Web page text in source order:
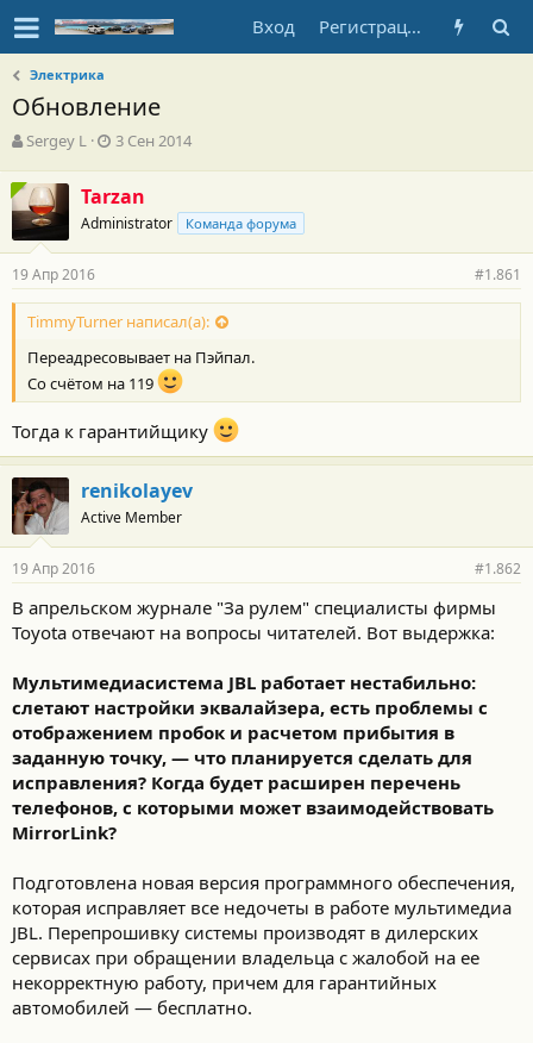
Вход Регистрация
Электрика
Обновление
А
т
о
р
т
е
м
ы
Sergey L
Д
а
н
а
л
а
3 Сен 2014
Tarzan
Administrator Команда форума
19 Апр 2016 #1.861
TimmyTurner написал(а):
Переадресовывает на Пэйпал.
Со счётом на 119
Тогда к гарантийщику
renikolayev
Active Member
19 Апр 2016 #1.862
В апрельском журнале "За рулем" специалисты фирмы
Toyota отвечают на вопросы читателей. Вот выдержка:
Мультимедиасистема JBL работает нестабильно:
слетают настройки эквалайзера, есть проблемы с
отображением пробок и расчетом прибытия в
заданную точку, — что планируется сделать для
исправления? Когда будет расширен перечень
телефонов, с которыми может взаимодействовать
MirrorLink?
Подготовлена новая версия программного обеспечения,
которая исправляет все недочеты в работе мультимедиа
JBL. Перепрошивку системы производят в дилерских
сервисах при обращении владельца с жалобой на ее
некорректную работу, причем для гарантийных
автомобилей — бесплатно.